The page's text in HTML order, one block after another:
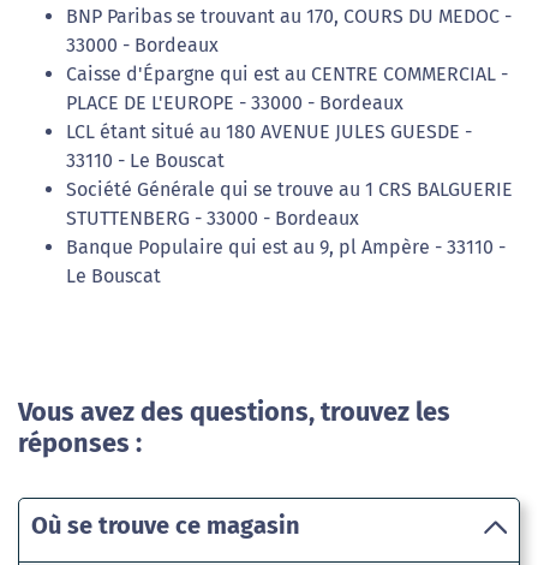
BNP Paribas se trouvant au 170, COURS DU MEDOC -
33000 - Bordeaux
Caisse d'Épargne qui est au CENTRE COMMERCIAL -
PLACE DE L'EUROPE - 33000 - Bordeaux
LCL étant situé au 180 AVENUE JULES GUESDE -
33110 - Le Bouscat
Société Générale qui se trouve au 1 CRS BALGUERIE
STUTTENBERG - 33000 - Bordeaux
Banque Populaire qui est au 9, pl Ampère - 33110 -
Le Bouscat
Vous avez des questions, trouvez les
réponses :
Où se trouve ce magasin